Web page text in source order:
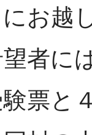
にお越
望者に
票と